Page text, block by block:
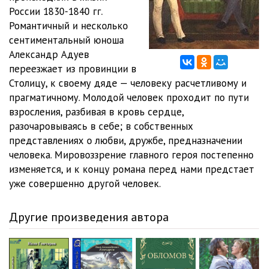
Obyknovennaya_istoriya_(Ivanova_M)_12 13:25
Obyknovennaya_istoriya_(Ivanova_M)_13 13:24
Obyknovennaya_istoriya_(Ivanova_M)_14
Obyknovennaya_istoriya_(Ivanova_M)_15 13:23
Obyknovennaya_istoriya_(Ivanova_M)_16
Obyknovennaya_istoriya_(Ivanova_M)_17 13:22
Obyknovennaya_istoriya_(Ivanova_M)_18 13:22
Obyknovennaya_istoriya_(Ivanova_M)_19
Obyknovennaya_istoriya_(Ivanova_M)_20
Obyknovennaya_istoriya_(Ivanova_M)_21 13:28
Obyknovennaya_istoriya_(Ivanova_M)_22 13:26
России 1830-1840 гг.
Романтичный и несколько
сентиментальный юноша
Александр Адуев
переезжает из провинции в
Столицу, к своему дяде — человеку расчетливому и
прагматичному. Молодой человек проходит по пути
взросления, разбивая в кровь сердце,
разочаровываясь в себе; в собственных
представлениях о любви, дружбе, предназначении
человека. Мировоззрение главного героя постепенно
изменяется, и к концу романа перед нами предстает
уже совершенно другой человек.
Другие произведения автора